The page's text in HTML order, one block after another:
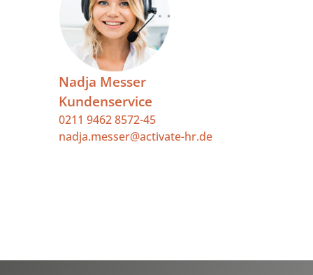
Nadja Messer
Kundenservice
0211 9462 8572-45
nadja.messer@activate-hr.de